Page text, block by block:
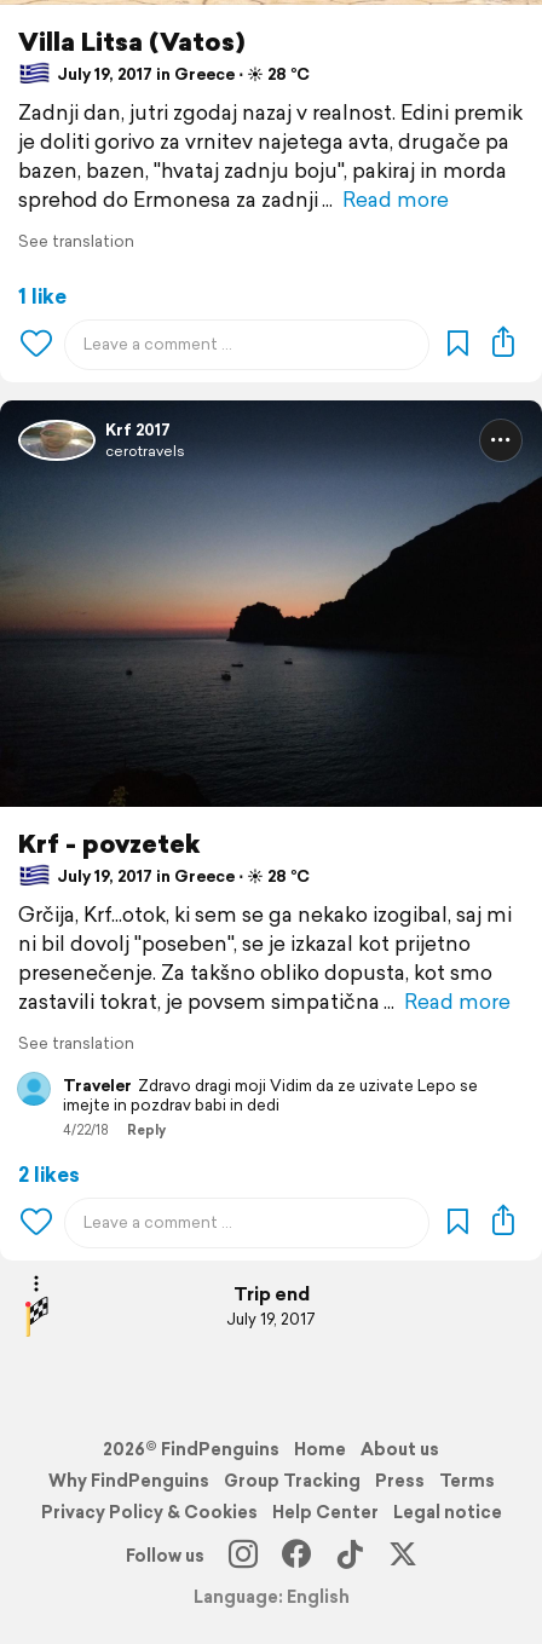
Villa Litsa (Vatos)
July 19, 2017 in Greece ⋅ ☀️ 28 °C
Zadnji dan, jutri zgodaj nazaj v realnost. Edini premik
je doliti gorivo za vrnitev najetega avta, drugače pa
bazen, bazen, "hvataj zadnju boju", pakiraj in morda
sprehod do Ermonesa za zadnji
Read more
See translation
1 like
Krf 2017
cerotravels
Krf - povzetek
July 19, 2017 in Greece ⋅ ☀️ 28 °C
Grčija, Krf...otok, ki sem se ga nekako izogibal, saj mi
ni bil dovolj "poseben", se je izkazal kot prijetno
presenečenje. Za takšno obliko dopusta, kot smo
zastavili tokrat, je povsem simpatična
Read more
See translation
Traveler Zdravo dragi moji Vidim da ze uzivate Lepo se
imejte in pozdrav babi in dedi
4/22/18 Reply
2 likes
Trip end
July 19, 2017
2026© FindPenguins Home
About us
Why FindPenguins
Group Tracking Press
Terms
Privacy Policy & Cookies
Help Center
Legal notice
Follow us
Language: English